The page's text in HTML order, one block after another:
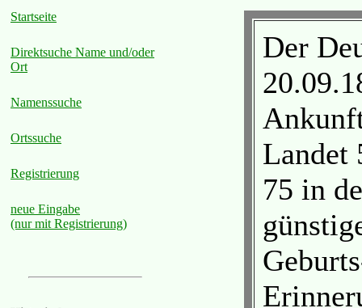
Startseite
Direktsuche Name und/oder
Ort
Namenssuche
Ortssuche
Registrierung
neue Eingabe
(nur mit Registrierung)
Der
Landet
75 in